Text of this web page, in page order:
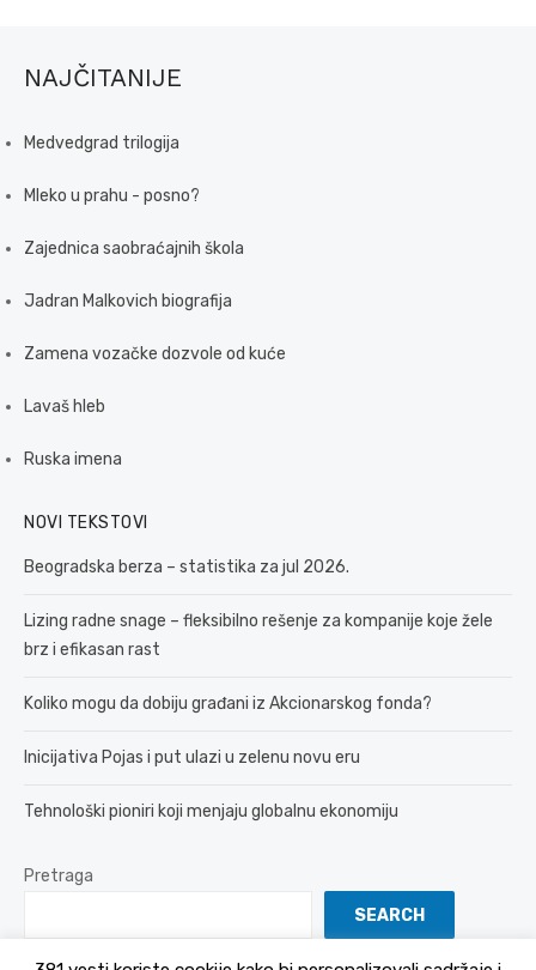
NAJČITANIJE
Medvedgrad trilogija
Mleko u prahu - posno?
Zajednica saobraćajnih škola
Jadran Malkovich biografija
Zamena vozačke dozvole od kuće
Lavaš hleb
Ruska imena
NOVI TEKSTOVI
Beogradska berza – statistika za jul 2026.
Lizing radne snage – fleksibilno rešenje za kompanije koje žele
brz i efikasan rast
Koliko mogu da dobiju građani iz Akcionarskog fonda?
Inicijativa Pojas i put ulazi u zelenu novu eru
Tehnološki pioniri koji menjaju globalnu ekonomiju
Pretraga
SEARCH